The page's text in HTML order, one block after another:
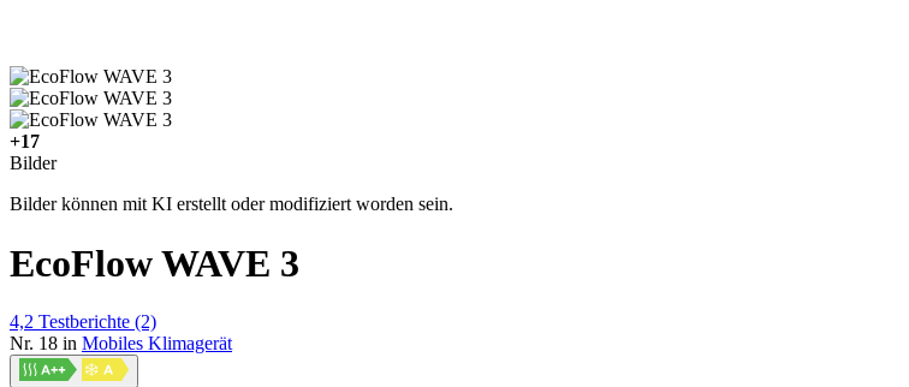
+17
Bilder
Bilder können mit KI erstellt oder modifiziert worden sein.
EcoFlow WAVE 3
4,2 Testberichte (2)
Nr. 18 in Mobiles Klimagerät